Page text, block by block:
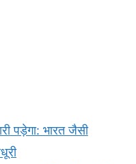
पड़ेगा: भारत जैसी